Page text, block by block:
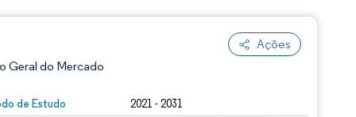
Ações
Geral do Mercado
de Estudo 2021 - 2031